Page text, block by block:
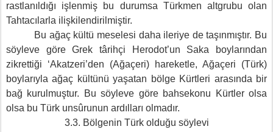
rastlanıldığı işlenmiş bu durumsa Türkmen altgrubu olan
Tahtacılarla ilişkilendirilmiştir.
Bu ağaç kültü meselesi daha ileriye de taşınmıştır. Bu
söyleve göre Grek târihçi Herodot’un Saka boylarından
zikrettiği ‘Akatzeri’den (Ağaçeri) hareketle, Ağaçeri (Türk)
boylarıyla ağaç kültünü yaşatan bölge Kürtleri arasında bir
bağ kurulmuştur. Bu söyleve göre bahsekonu Kürtler olsa
olsa bu Türk unsûrunun ardılları olmadır.
3.3. Bölgenin Türk olduğu söylevi